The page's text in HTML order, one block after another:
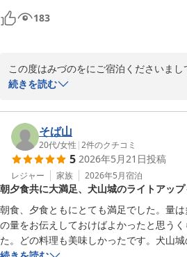
183
この度はみづのをにご宿泊くださいま
ます
ご旅行の締めくくりに残念な思いをさ
ませんでした
お断りする際の説明不足と思われますの
を真摯に受け止め、全スタッフの接客教
参ります
みづのを　支配人
犬山温泉 旬樹庵 八勝閣みづのを
2026-07-08
続きを読む
そば山
20代/女性 |2件のクチコミ
5 2026年5月21日投稿
レジャー 家族 2026年5月宿泊
朝夕食共に大満足、犬山城のライトアッ
朝食、夕食ともにとても満足でした。量
の量をお伝えしておけばよかったと思う
た。どの料理も美味しかったです。犬山